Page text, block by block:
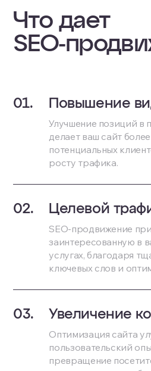
Что дает
SEO-
Повышение
Улучшение позиций в
делает ваш сайт
потенциальных
росту трафика.
Целевой
SEO-продвижение
заинтересованную в
услугах, благодаря
ключевых слов и
Увеличение
Оптимизация сайта
пользовательский
превращение